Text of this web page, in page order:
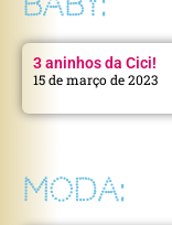
3 aninhos da Cici!
15 de março de 2023
MODA: